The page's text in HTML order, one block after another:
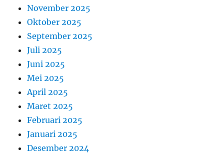
November 2025
Oktober 2025
September 2025
Juli 2025
Juni 2025
Mei 2025
April 2025
Maret 2025
Februari 2025
Januari 2025
Desember 2024